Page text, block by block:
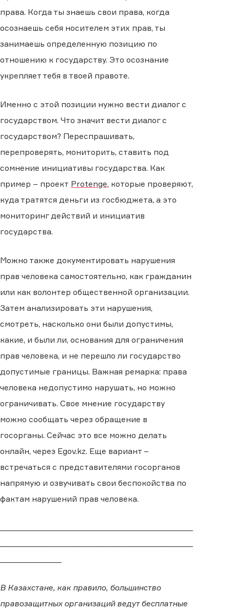
права. Когда ты знаешь свои права, когда
осознаешь себя носителем этих прав, ты
занимаешь определенную позицию по
отношению к государству. Это осознание
укрепляет тебя в твоей правоте.
Именно с этой позиции нужно вести диалог с
государством. Что значит вести диалог с
государством? Переспрашивать,
перепроверять, мониторить, ставить под
сомнение инициативы государства. Как
пример – проект Protenge, которые проверяют,
куда тратятся деньги из госбюджета, а это
мониторинг действий и инициатив
государства.
Можно также документировать нарушения
прав человека самостоятельно, как гражданин
или как волонтер общественной организации.
Затем анализировать эти нарушения,
смотреть, насколько они были допустимы,
какие, и были ли, основания для ограничения
прав человека, и не перешло ли государство
допустимые границы. Важная ремарка: права
человека недопустимо нарушать, но можно
ограничивать. Свое мнение государству
можно сообщать через обращение в
госорганы. Сейчас это все можно делать
онлайн, через Egov.kz. Еще вариант –
встречаться с представителями госорганов
напрямую и озвучивать свои беспокойства по
фактам нарушений прав человека.
В Казахстане, как правило, большинство
правозащитных организаций ведут бесплатные